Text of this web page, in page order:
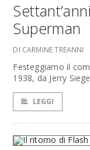
Superman
DI CARMINE TREANNI
Festeggiamo il
1938, da Jerry
LEGGI